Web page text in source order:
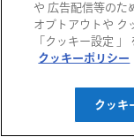
や 広告配信等のた
オプトアウトや ク
「クッキー設定 」
クッキーポリシー
クッキ